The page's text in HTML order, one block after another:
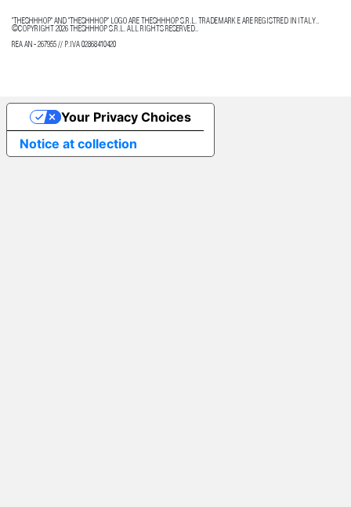
"THESHHHOP" AND "THESHHHOP" LOGO ARE THESHHHOP S.R.L. TRADEMARK E ARE REGISTRED IN ITALY..
©COPYRIGHT 2026 THESHHHOP S.R.L. ALL RIGHTS RESERVED..
REA AN - 267955 // P.IVA 02868410420
Notice at collection
Your Privacy Choices